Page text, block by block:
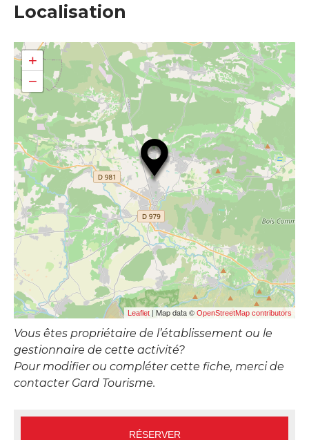
Localisation
+
−
Leaflet | Map data © OpenStreetMap contributors
Vous êtes propriétaire de l’établissement ou le
gestionnaire de cette activité?
Pour modifier ou compléter cette fiche, merci de
contacter Gard Tourisme.
RÉSERVER